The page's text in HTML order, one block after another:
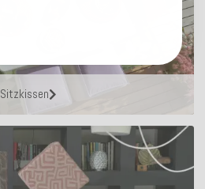
Sitzkissen